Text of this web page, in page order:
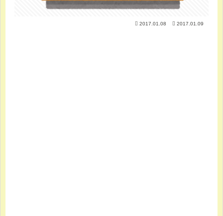
2017.01.08 2017.01.09